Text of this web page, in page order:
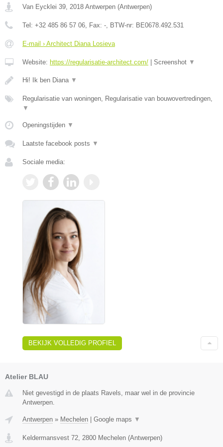
Van Eycklei 39 2018 Antwerpen (Antwerpen)
Tel: +32 485 86 57 06 , Fax: - , BTW-nr: BE0678.492.531
E-mail › Architect Diana Losieva
Website: https://regularisatie-architect.com/ | Screenshot ▼
Hi! Ik ben Diana ▼
Regularisatie van woningen, Regularisatie van bouwovertredingen,
▼
Openingstijden ▼
Laatste facebook posts ▼
Sociale media:
BEKIJK VOLLEDIG PROFIEL
Atelier BLAU
Niet gevestigd in de plaats Ravels, maar wel in de provincie
Antwerpen.
Antwerpen » Mechelen | Google maps ▼
Keldermansvest 72 2800 Mechelen (Antwerpen)